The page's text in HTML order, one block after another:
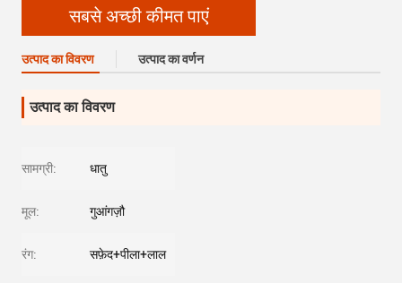
सबसे अच्छी कीमत पाएं
उत्पाद का विवरण उत्पाद का वर्णन
उत्पाद का विवरण
सामग्री: धातु
मूल: गुआंगज़ौ
रंग: सफ़ेद+पीला+लाल